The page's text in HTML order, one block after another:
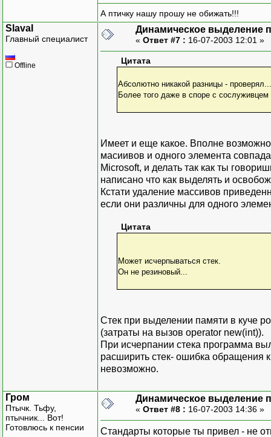
А птичку нашу прошу не обижать!!!
SlavaI
Главный специалист
Offline
Динамическое выделение
« Ответ #7 : 16-07-2003 12:01 »
Цитата
Абсолютно никакой разницы - проверял...
Более того даже в споре с
Имеет и еще какое. Вполне
масиивов и одного элемента
Microsoft, и делать так как ты
написано что как выделять и
Кстати удаление массивов
если они различны для одного
Цитата
Может исчерпываться стек.
Он не резиновый...
Стек при выделении памяти в куче
(затраты на вызов operator new(int)).
При исчерпании стека программа
расширить стек- ошибка обращения
невозможно.
Гром
Птычк. Тьфу,
птычник... Вот!
Готовлюсь к пенсии
Динамическое выделение
« Ответ #8 : 16-07-2003 14:36 »
Стандарты которые ты привел - не